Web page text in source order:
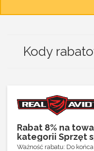
Kody
Rabat 8% na
kategorii Sprzęt
Ważność rabatu: Do końca